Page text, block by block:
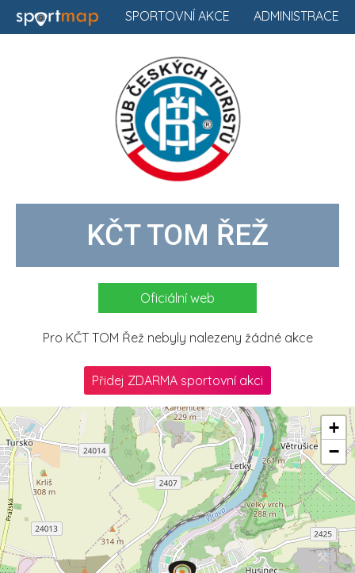
ADMINISTRACE
SPORTOVNÍ AKCE
KČT TOM ŘEŽ
Oficiální web
Pro KČT TOM Řež nebyly nalezeny žádné akce
Přidej ZDARMA sportovní akci
+
−